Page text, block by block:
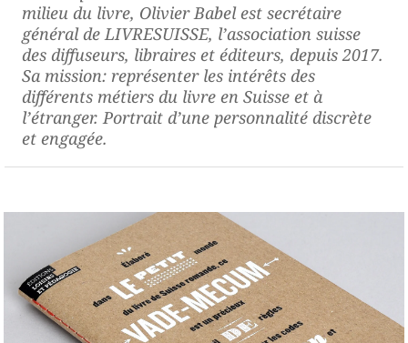
milieu du livre, Olivier Babel est secrétaire
général de LIVRESUISSE, l’association suisse
des diffuseurs, libraires et éditeurs, depuis 2017.
Sa mission: représenter les intérêts des
différents métiers du livre en Suisse et à
l’étranger. Portrait d’une personnalité discrète
et engagée.